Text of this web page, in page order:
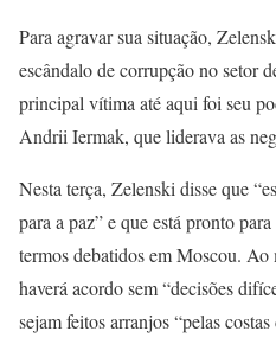
Para agravar sua situação,
escândalo de corrupção no setor
principal vítima até aqui foi seu
Andrii Iermak, que liderava as
Nesta terça, Zelenski disse que
para a paz” e que está pronto
termos debatidos em Moscou.
haverá acordo sem “decisões
sejam feitos arranjos “pelas